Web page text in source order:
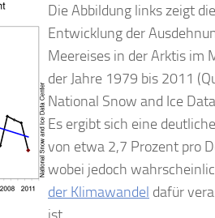
Die Abbildung links zeigt die
Entwicklung der
Meereises in der Arktis im
der Jahre 1979 bis 2011
National Snow and Ice
Es ergibt sich eine deutliche
von etwa 2,7 Prozent pro
wobei jedoch
der Klimawandel dafür